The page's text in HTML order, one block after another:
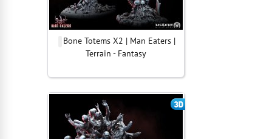
Bone Totems X2 | Man Eaters |
Terrain - Fantasy